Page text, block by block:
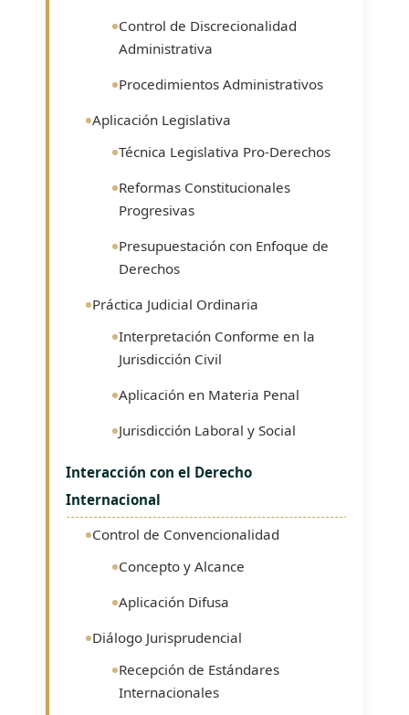
Control de Discrecionalidad
Administrativa
Procedimientos Administrativos
Aplicación Legislativa
Técnica Legislativa Pro-Derechos
Reformas Constitucionales
Progresivas
Presupuestación con Enfoque de
Derechos
Práctica Judicial Ordinaria
Interpretación Conforme en la
Jurisdicción Civil
Aplicación en Materia Penal
Jurisdicción Laboral y Social
Interacción con el Derecho
Internacional
Control de Convencionalidad
Concepto y Alcance
Aplicación Difusa
Diálogo Jurisprudencial
Recepción de Estándares
Internacionales